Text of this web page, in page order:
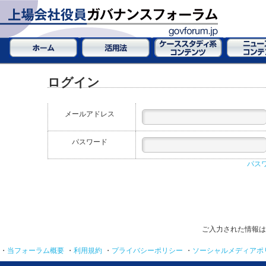
ログイン
メールアドレス
パスワード
パス
ご入力された情報
・ 当フォーラム概要 ・ 利用規約 ・ プライバシーポリシー ・ ソーシャルメディアポ